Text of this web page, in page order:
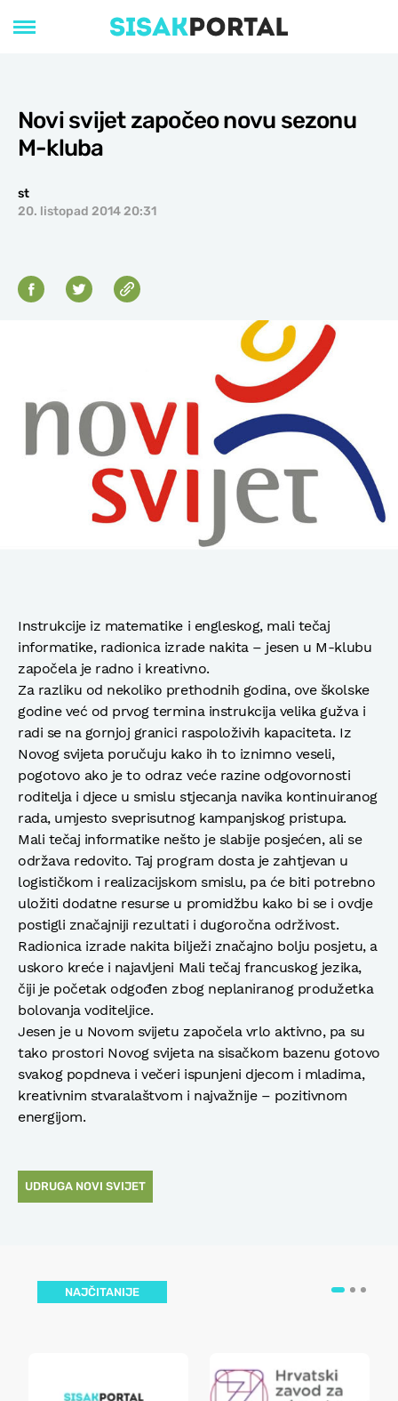
Novi svijet započeo novu sezonu
M-kluba
st
20. listopad 2014 20:31
Instrukcije iz matematike i engleskog, mali tečaj
informatike, radionica izrade nakita – jesen u M-klubu
započela je radno i kreativno.
Za razliku od nekoliko prethodnih godina, ove školske
godine već od prvog termina instrukcija velika gužva i
radi se na gornjoj granici raspoloživih kapaciteta. Iz
Novog svijeta poručuju kako ih to iznimno veseli,
pogotovo ako je to odraz veće razine odgovornosti
roditelja i djece u smislu stjecanja navika kontinuiranog
rada, umjesto sveprisutnog kampanjskog pristupa.
Mali tečaj informatike nešto je slabije posjećen, ali se
održava redovito. Taj program dosta je zahtjevan u
logističkom i realizacijskom smislu, pa će biti potrebno
uložiti dodatne resurse u promidžbu kako bi se i ovdje
postigli značajniji rezultati i dugoročna održivost.
Radionica izrade nakita bilježi značajno bolju posjetu, a
uskoro kreće i najavljeni Mali tečaj francuskog jezika,
čiji je početak odgođen zbog neplaniranog produžetka
bolovanja voditeljice.
Jesen je u Novom svijetu započela vrlo aktivno, pa su
tako prostori Novog svijeta na sisačkom bazenu gotovo
svakog popdneva i večeri ispunjeni djecom i mladima,
kreativnim stvaralaštvom i najvažnije – pozitivnom
energijom.
UDRUGA NOVI SVIJET
NAJČITANIJE